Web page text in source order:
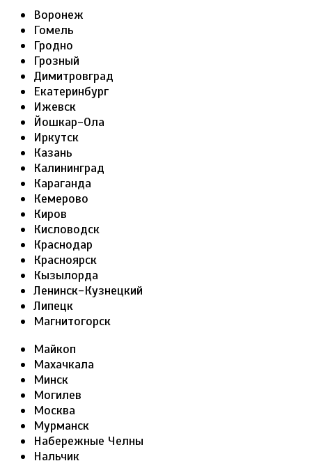
Воронеж
Гомель
Гродно
Грозный
Димитровград
Екатеринбург
Ижевск
Йошкар-Ола
Иркутск
Казань
Калининград
Караганда
Кемерово
Киров
Кисловодск
Краснодар
Красноярск
Кызылорда
Ленинск-Кузнецкий
Липецк
Магнитогорск
Майкоп
Махачкала
Минск
Могилев
Москва
Мурманск
Набережные Челны
Нальчик